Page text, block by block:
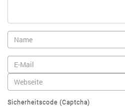
Sicherheitscode (Captcha)